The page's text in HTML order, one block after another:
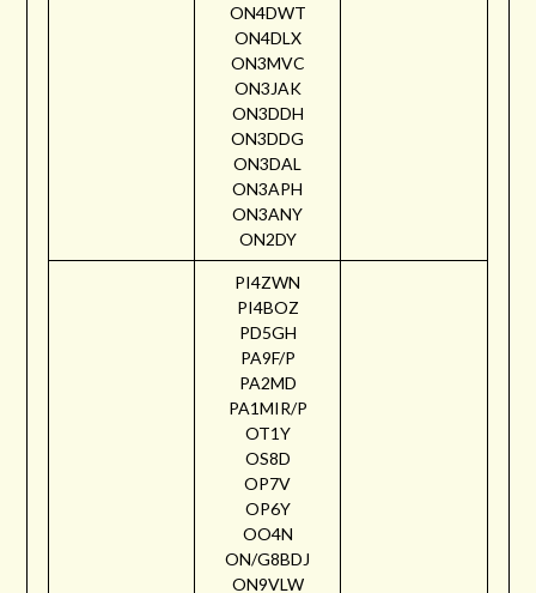
ON4DWT
ON4DLX
ON3MVC
ON3JAK
ON3DDH
ON3DDG
ON3DAL
ON3APH
ON3ANY
ON2DY
PI4ZWN
PI4BOZ
PD5GH
PA9F/P
PA2MD
PA1MIR/P
OT1Y
OS8D
OP7V
OP6Y
OO4N
ON/G8BDJ
ON9VLW